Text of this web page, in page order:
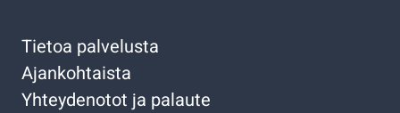
Tietoa palvelusta
Ajankohtaista
Yhteydenotot ja palaute